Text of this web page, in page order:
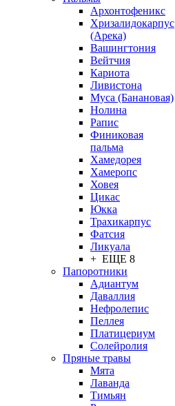
Архонтофеникс
Хризалидокарпус
(Арека)
Вашингтония
Вейтчия
Кариота
Ливистона
Муса (Банановая)
Нолина
Рапис
Финиковая
пальма
Хамедорея
Хамеропс
Ховея
Цикас
Юкка
Трахикарпус
Фатсия
Ликуала
+ ЕЩЕ 8
Папоротники
Адиантум
Даваллия
Нефролепис
Пеллея
Платицериум
Солейролия
Пряные травы
Мята
Лаванда
Тимьян